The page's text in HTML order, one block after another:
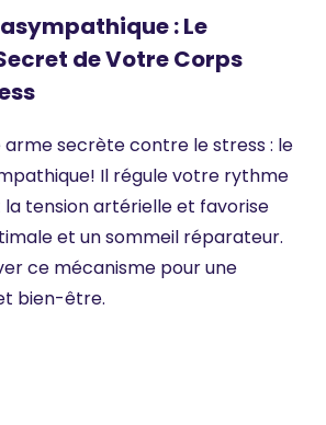
: Le
de Votre Corps
secrète contre le stress : le
Il régule votre rythme
la tension artérielle et favorise
et un sommeil réparateur.
ce mécanisme pour une
bien-être.